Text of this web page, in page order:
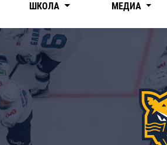
ШКОЛА МЕДИА